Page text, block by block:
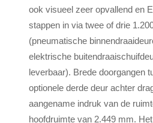
ook visueel zeer opvallend en
stappen in via twee of drie
(pneumatische
elektrische
leverbaar). Brede doorgangen
optionele derde deur achter
aangename indruk van de
hoofdruimte van 2.449 mm.